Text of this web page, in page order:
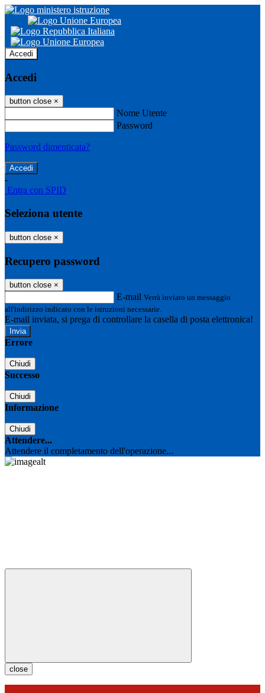
Accedi
Accedi
button close ×
Nome Utente
Password
Password dimenticata?
-
Entra con SPID
Seleziona utente
button close ×
Recupero password
button close ×
E-mail Verrà inviato un messaggio
all'indirizzo indicato con le istruzioni necessarie.
E-mail inviata, si prega di controllare la casella di posta elettronica!
Errore
Chiudi
Successo
Chiudi
Informazione
Chiudi
Attendere...
Attendere il completamento dell'operazione...
close